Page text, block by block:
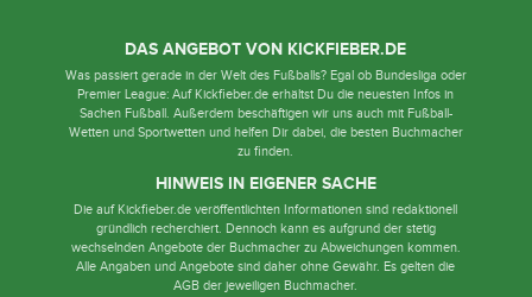
DAS ANGEBOT VON KICKFIEBER.DE
Was passiert gerade in der Welt des Fußballs? Egal ob Bundesliga oder
Premier League: Auf Kickfieber.de erhältst Du die neuesten Infos in
Sachen Fußball. Außerdem beschäftigen wir uns auch mit Fußball-
Wetten und Sportwetten und helfen Dir dabei, die besten Buchmacher
zu finden.
HINWEIS IN EIGENER SACHE
Die auf Kickfieber.de veröffentlichten Informationen sind redaktionell
gründlich recherchiert. Dennoch kann es aufgrund der stetig
wechselnden Angebote der Buchmacher zu Abweichungen kommen.
Alle Angaben und Angebote sind daher ohne Gewähr. Es gelten die
AGB der jeweiligen Buchmacher.